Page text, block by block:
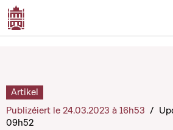
Artikel
Publizéiert le 24.03.2023 à 16h53 /
09h52